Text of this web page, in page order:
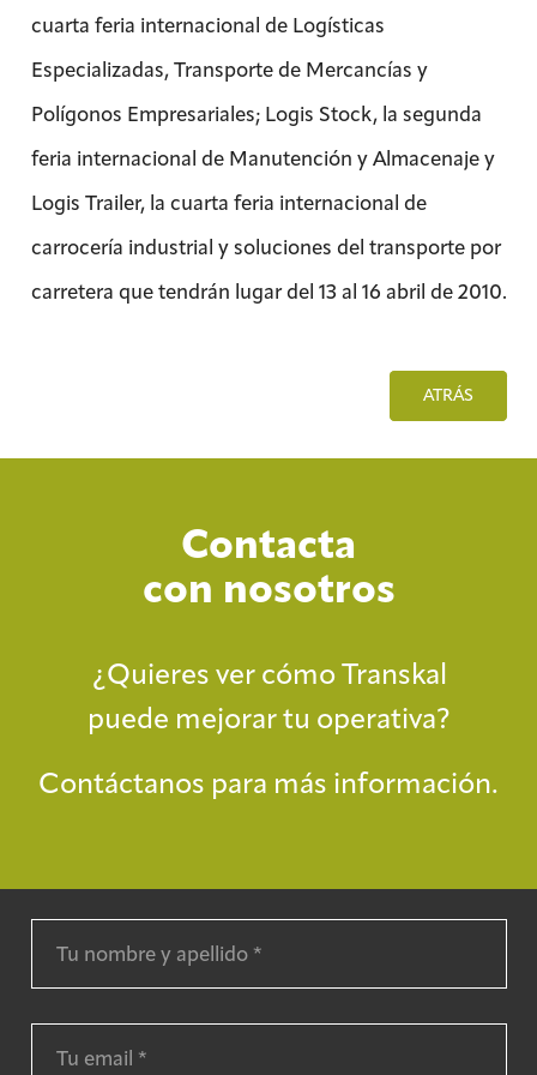
cuarta feria internacional de Logísticas
Especializadas, Transporte de Mercancías y
Polígonos Empresariales; Logis Stock, la segunda
feria internacional de Manutención y Almacenaje y
Logis Trailer, la cuarta feria internacional de
carrocería industrial y soluciones del transporte por
carretera que tendrán lugar del 13 al 16 abril de 2010.
ATRÁS
Contacta
con nosotros
¿Quieres ver cómo Transkal
puede mejorar tu operativa?
Contáctanos para más información.